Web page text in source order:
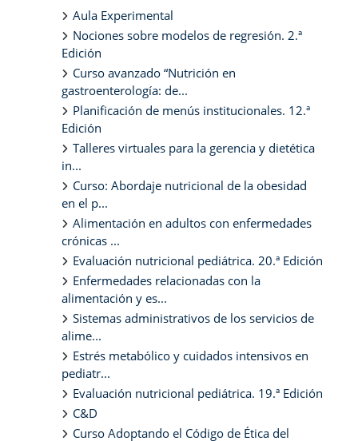
Aula Experimental
Nociones sobre modelos de regresión. 2.ª
Edición
Curso avanzado “Nutrición en
gastroenterología: de...
Planificación de menús institucionales. 12.ª
Edición
Talleres virtuales para la gerencia y dietética
in...
Curso: Abordaje nutricional de la obesidad
en el p...
Alimentación en adultos con enfermedades
crónicas ...
Evaluación nutricional pediátrica. 20.ª Edición
Enfermedades relacionadas con la
alimentación y es...
Sistemas administrativos de los servicios de
alime...
Estrés metabólico y cuidados intensivos en
pediatr...
Evaluación nutricional pediátrica. 19.ª Edición
C&D
Curso Adoptando el Código de Ética del